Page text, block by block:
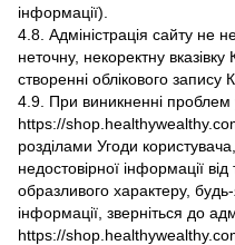
інформації).
4.8. Адміністрація сайту не
неточну, некоректну
створенні облікового запису
4.9. При виникненні проблем
https://
розділами Угоди
недостовірної інформації
образливого характеру,
інформації, зверніться до
https://